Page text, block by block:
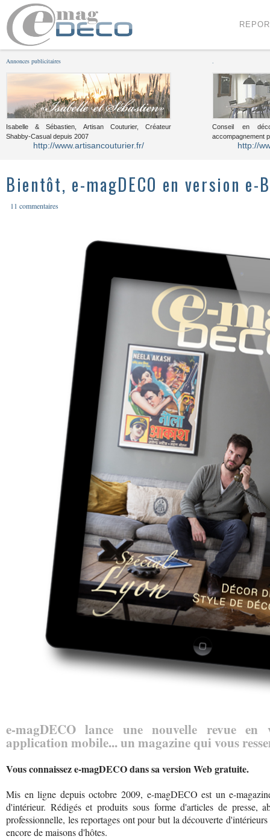
Annonces publicitaires
Isabelle & Sébastien, Artisan Couturier, Créateur
Shabby-Casual depuis 2007
http://www.artisancouturier.fr/
Conseil en
accompagnement
http://
Bientôt, e-magDECO en version e-
11 commentaires
e-magDECO lance une nouvelle revue en
application mobile... un magazine qui vous
Vous connaissez e-magDECO dans sa version Web gratuite.
Mis en ligne depuis octobre 2009, e-magDECO est un e-
d'intérieur. Rédigés et produits sous forme d'articles de presse,
professionnelle, les reportages ont pour but la découverte
encore de maisons d'hôtes.